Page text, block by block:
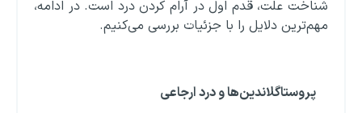
شناخت علت، قدم اول در آرام کردن درد است. در ادامه،
مهم‌ترین دلایل را با جزئیات بررسی می‌کنیم.
پروستاگلاندین‌ها و درد ارجاعی